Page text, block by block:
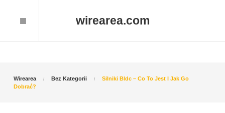
wirearea.com
Wirearea Bez Kategorii
Silniki Bldc – Co To Jest I Jak Go
Dobrać?